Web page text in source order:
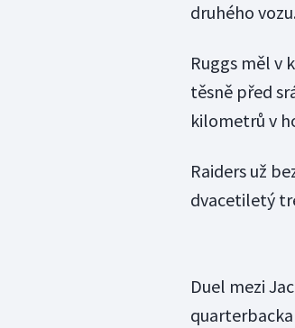
druhého
Ruggs měl v
těsně před
kilometrů v
Raiders už
dvacetiletý
Duel mezi